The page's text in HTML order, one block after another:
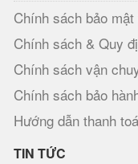
Chính sách bảo
Chính sách & Quy
Chính sách vận
Chính sách bảo
Hướng dẫn thanh
TIN TỨC